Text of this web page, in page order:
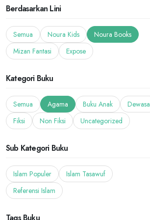
Berdasarkan Lini
Semua Noura Kids
Noura Books
Mizan Fantasi
Expose
Kategori Buku
Semua Agama Buku Anak
Dewasa
Fiksi
Non Fiksi Uncategorized
Sub Kategori Buku
Islam Populer
Islam Tasawuf
Referensi Islam